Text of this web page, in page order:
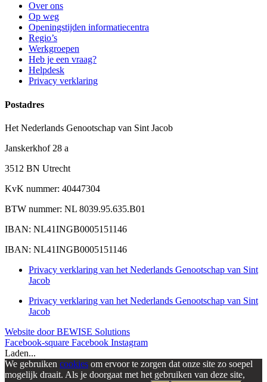
Over ons
Op weg
Openingstijden informatiecentra
Regio’s
Werkgroepen
Heb je een vraag?
Helpdesk
Privacy verklaring
Postadres
Het Nederlands Genootschap van Sint Jacob
Janskerkhof 28 a
3512 BN Utrecht
KvK nummer: 40447304
BTW nummer: NL 8039.95.635.B01
IBAN: NL41INGB0005151146
IBAN: NL41INGB0005151146
Privacy verklaring van het Nederlands Genootschap van Sint
Jacob
Privacy verklaring van het Nederlands Genootschap van Sint
Jacob
Website door BEWISE Solutions
Facebook-square Facebook Instagram
Laden...
We gebruiken cookies om ervoor te zorgen dat onze site zo soepel
mogelijk draait. Als je doorgaat met het gebruiken van deze site,